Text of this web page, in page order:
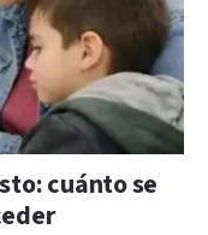
cuánto se